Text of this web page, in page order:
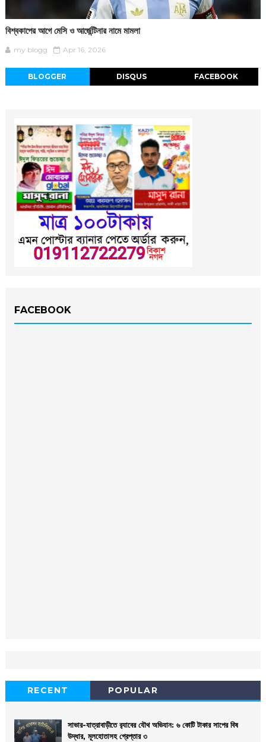
বিশ্বকাপের আগে মেসি ও আর্জেন্টিনার নামে মামলা
my blogg Apr 16, 2026
BLOGGER DISQUS FACEBOOK
FACEBOOK
RECENT POPULAR
সাভার-যাত্রাবাড়ীতে র‌্যাবের যৌথ অভিযান: ৬ কোটি টাকার সাপের বিষ
উদ্ধার, মূলহোতাসহ গ্রেপ্তার ৩